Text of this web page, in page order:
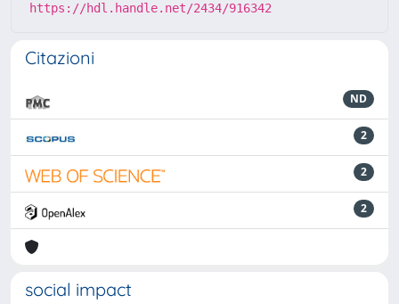
https://hdl.handle.net/2434/916342
Citazioni
ND
2
2
2
social impact